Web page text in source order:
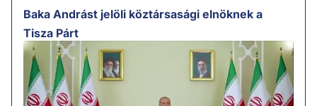
Baka Andrást jelöli köztársasági elnöknek a
Tisza Párt